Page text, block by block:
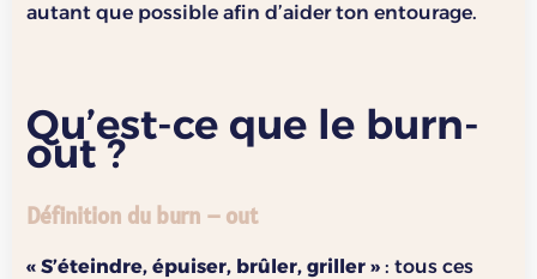
autant que possible afin d’aider ton entourage.
Qu’est-ce que le burn-
out ?
Définition du burn – out
« S’éteindre, épuiser, brûler, griller » : tous ces